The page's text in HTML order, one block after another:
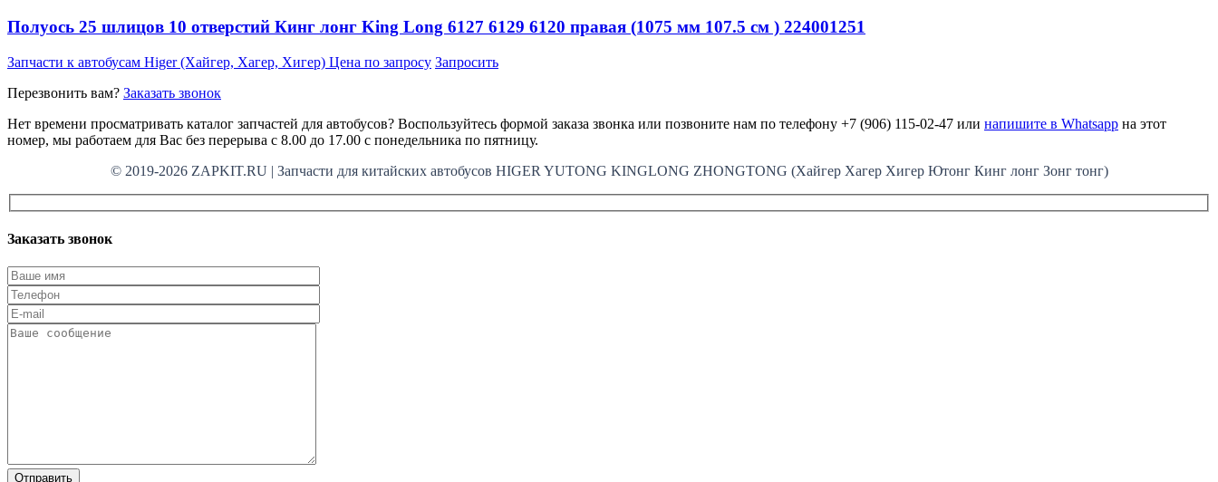
Полуось 25 шлицов 10 отверстий Кинг лонг King Long 6127 6129 6120 правая (1075 мм 107.5 см ) 224001251
Запчасти к автобусам Higer (Хайгер, Хагер, Хигер) Цена по запросу Запросить
Перезвонить вам? Заказать звонок
Нет времени просматривать каталог запчастей для автобусов? Воспользуйтесь формой заказа звонка или позвоните нам по телефону +7 (906) 115-02-47 или напишите в Whatsapp на этот
номер, мы работаем для Вас без перерыва с 8.00 до 17.00 с понедельника по пятницу.
© 2019-2026 ZAPKIT.RU | Запчасти для китайских автобусов HIGER YUTONG KINGLONG ZHONGTONG (Хайгер Хагер Хигер Ютонг Кинг лонг Зонг тонг)
Заказать звонок